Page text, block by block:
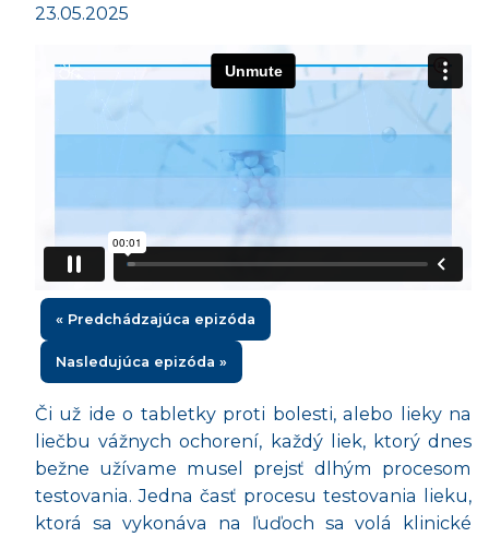
23.05.2025
« Predchádzajúca epizóda
Nasledujúca epizóda »
Či už ide o tabletky proti bolesti, alebo lieky na
liečbu vážnych ochorení, každý liek, ktorý dnes
bežne užívame musel prejsť dlhým procesom
testovania. Jedna časť procesu testovania lieku,
ktorá sa vykonáva na ľuďoch sa volá klinické